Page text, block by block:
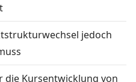
jedoch
die Kursentwicklung von